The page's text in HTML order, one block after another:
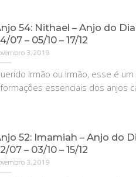
54: Nithael – Anjo do Dia
07 – 05/10 – 17/12
3, 2019
Irmão ou Irmão, esse é
essenciais dos anjos
52: Imamiah – Anjo do
07 – 03/10 – 15/12
3, 2019